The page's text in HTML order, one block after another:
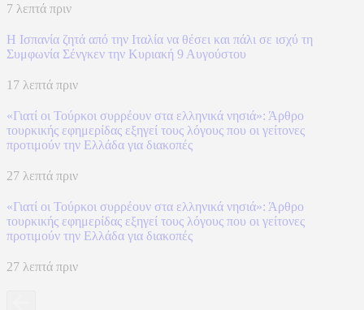
7 λεπτά πριν
H Ισπανία ζητά από την Ιταλία να θέσει και πάλι σε ισχύ τη
Συμφωνία Σένγκεν την Κυριακή 9 Αυγούστου
17 λεπτά πριν
«Γιατί οι Τούρκοι συρρέουν στα ελληνικά νησιά»: Άρθρο
τουρκικής εφημερίδας εξηγεί τους λόγους που οι γείτονες
προτιμούν την Ελλάδα για διακοπές
27 λεπτά πριν
«Γιατί οι Τούρκοι συρρέουν στα ελληνικά νησιά»: Άρθρο
τουρκικής εφημερίδας εξηγεί τους λόγους που οι γείτονες
προτιμούν την Ελλάδα για διακοπές
27 λεπτά πριν